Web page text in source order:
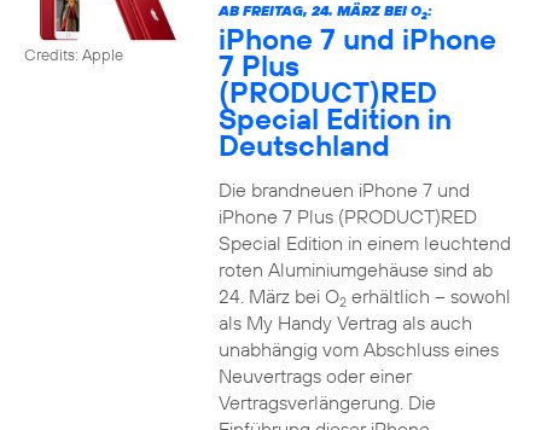
Credits: Apple
AB FREITAG, 24. MÄRZ BEI O2:
iPhone 7 und iPhone
7 Plus
(PRODUCT)RED
Special Edition in
Deutschland
Die brandneuen iPhone 7 und
iPhone 7 Plus (PRODUCT)RED
Special Edition in einem leuchtend
roten Aluminiumgehäuse sind ab
24. März bei O2erhältlich – sowohl
als My Handy Vertrag als auch
unabhängig vom Abschluss eines
Neuvertrags oder einer
Vertragsverlängerung. Die